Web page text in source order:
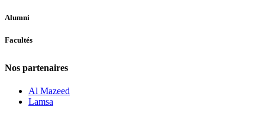
Alumni
Facultés
Nos partenaires
Al Mazeed
Lamsa